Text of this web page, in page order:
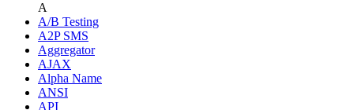
A
A/B Testing
A2P SMS
Aggregator
AJAX
Alpha Name
ANSI
API